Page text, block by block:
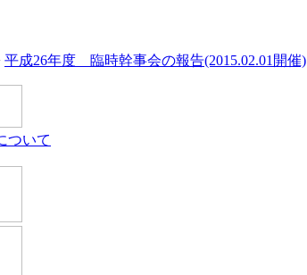
平成26年度 臨時幹事会の報告(2015.02.01開催)
ついて